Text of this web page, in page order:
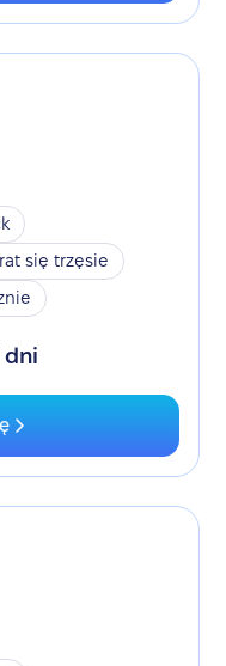
się trzęsie
dni